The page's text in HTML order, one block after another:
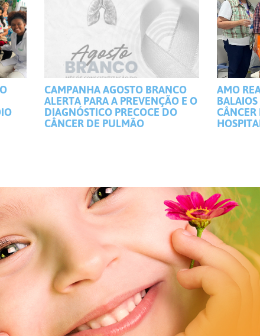
CAMPANHA AGOSTO BRANCO
ALERTA PARA A PREVENÇÃO E O
DIAGNÓSTICO PRECOCE DO
CÂNCER DE PULMÃO
AMO